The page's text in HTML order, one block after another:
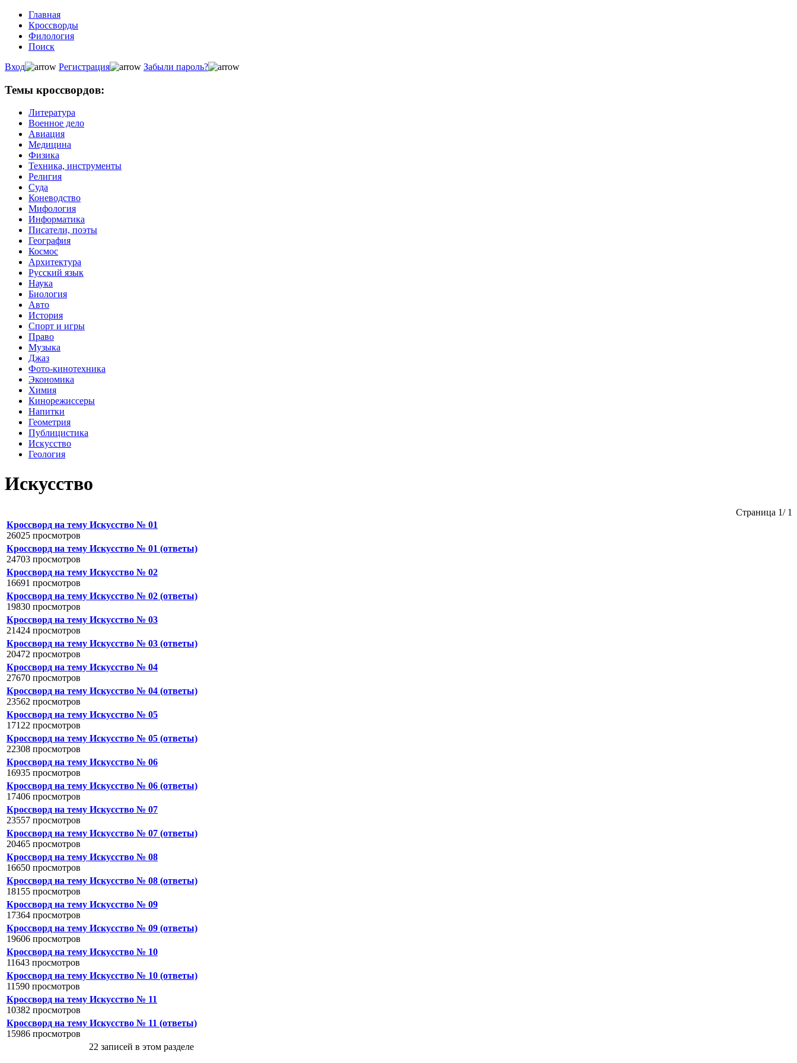
Главная
Кроссворды
Филология
Поиск
Вход
Регистрация Забыли пароль?
Темы кроссвордов:
Литература
Военное дело
Авиация
Медицина
Физика
Техника, инструменты
Религия
Суда
Коневодство
Мифология
Информатика
Писатели, поэты
География
Космос
Архитектура
Русский язык
Наука
Биология
Авто
История
Спорт и игры
Право
Музыка
Джаз
Фото-кинотехника
Экономика
Химия
Кинорежиссеры
Напитки
Геометрия
Публицистика
Искусство
Геология
Искусство
Страница 1/ 1
Кроссворд на тему Искусство № 01
26025 просмотров
Кроссворд на тему Искусство № 01 (ответы)
24703 просмотров
Кроссворд на тему Искусство № 02
16691 просмотров
Кроссворд на тему Искусство № 02 (ответы)
19830 просмотров
Кроссворд на тему Искусство № 03
21424 просмотров
Кроссворд на тему Искусство № 03 (ответы)
20472 просмотров
Кроссворд на тему Искусство № 04
27670 просмотров
Кроссворд на тему Искусство № 04 (ответы)
23562 просмотров
Кроссворд на тему Искусство № 05
17122 просмотров
Кроссворд на тему Искусство № 05 (ответы)
22308 просмотров
Кроссворд на тему Искусство № 06
16935 просмотров
Кроссворд на тему Искусство № 06 (ответы)
17406 просмотров
Кроссворд на тему Искусство № 07
23557 просмотров
Кроссворд на тему Искусство № 07 (ответы)
20465 просмотров
Кроссворд на тему Искусство № 08
16650 просмотров
Кроссворд на тему Искусство № 08 (ответы)
18155 просмотров
Кроссворд на тему Искусство № 09
17364 просмотров
Кроссворд на тему Искусство № 09 (ответы)
19606 просмотров
Кроссворд на тему Искусство № 10
11643 просмотров
Кроссворд на тему Искусство № 10 (ответы)
11590 просмотров
Кроссворд на тему Искусство № 11
10382 просмотров
Кроссворд на тему Искусство № 11 (ответы)
15986 просмотров
22 записей в этом разделе